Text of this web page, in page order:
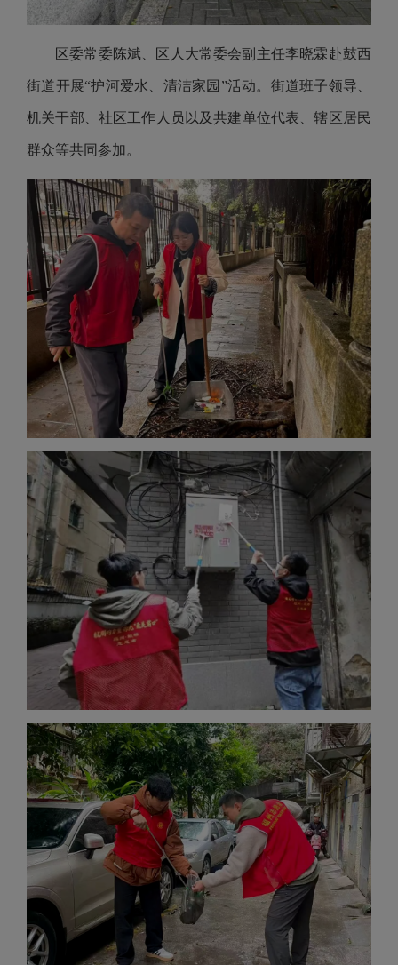
区委常委陈斌、区人大常委会副主任李晓霖赴鼓西
街道开展“护河爱水、清洁家园”活动。街道班子领导、
机关干部、社区工作人员以及共建单位代表、辖区居民
群众等共同参加。